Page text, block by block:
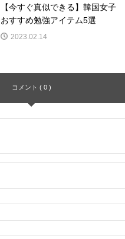
【今すぐ真似できる】韓国女子
おすすめ勉強アイテム5選
2023.02.14
コメント ( 0 )